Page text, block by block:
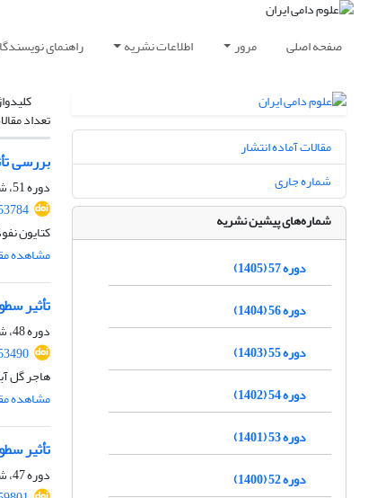
صفحه اصلی مرور اطلاعات نشریه راهنمای
تعداد
بررسی
دوره 51، شماره 3، پاییز 1399، صفحه
کتایون
مشاهده
تأثیر
دوره 48، شماره 3، پاییز 1396، صفحه
هاجر گل
مشاهده
تأثیر
دوره 47، شماره 3، پاییز 1395، صفحه
مقالات آماده انتشار
شماره جاری
شماره‌های پیشین نشریه
دوره 57 (1405)
دوره 56 (1404)
دوره 55 (1403)
دوره 54 (1402)
دوره 53 (1401)
دوره 52 (1400)